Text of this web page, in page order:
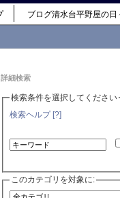
ブログ清水台平野屋の日
詳細検索
検索条件を選択してください
検索ヘルプ [?]
このカテゴリを対象に: